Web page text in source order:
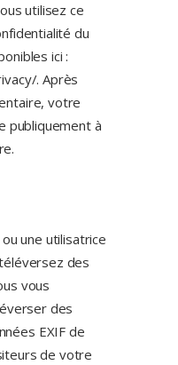
utilisez ce
du
ici :
. Après
votre
publiquement à
une utilisatrice
des
vous
des
EXIF de
de votre